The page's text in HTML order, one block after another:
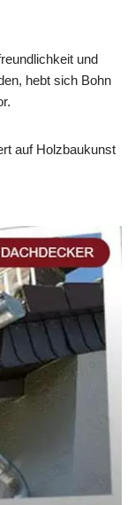
und
hebt sich Bohn
auf Holzbaukunst